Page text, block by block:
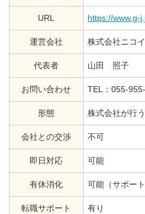
URL https://www.g-
運営会社 株式会社ニコ
代表者 山田 照子
お問い合わせ TEL：055-
形態 株式会社が行
会社との交渉 不可
即日対応 可能
有休消化 可能（サポー
転職サポート 有り